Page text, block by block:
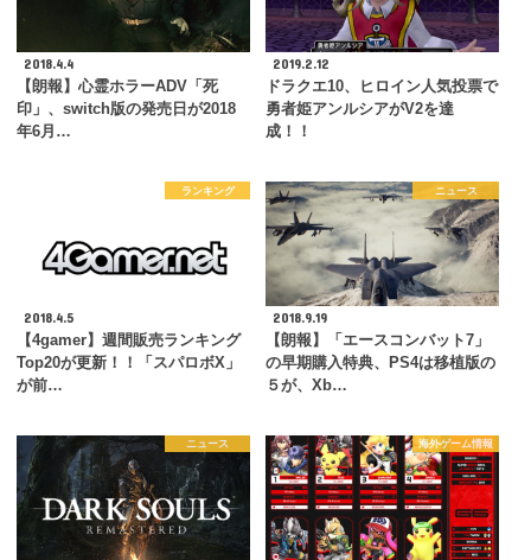
2018.4.4
【朗報】心霊ホラーADV「死
印」、switch版の発売日が2018
年6月…
2019.2.12
ドラクエ10、ヒロイン人気投票で
勇者姫アンルシアがV2を達
成！！
ランキング
2018.4.5
【4gamer】週間販売ランキング
Top20が更新！！「スパロボX」
が前…
ニュース
2018.9.19
【朗報】「エースコンバット7」
の早期購入特典、PS4は移植版の
５が、Xb…
ニュース 海外ゲーム情報